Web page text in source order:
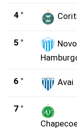
4 °
5 °
Novo
6 ° Avai
7 °